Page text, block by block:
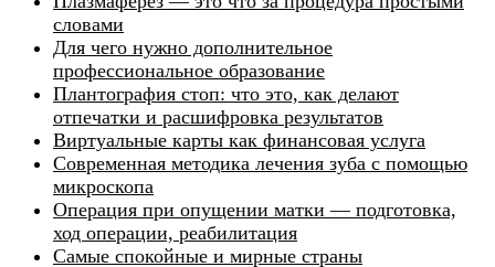
словами
Для чего нужно дополнительное
профессиональное образование
Плантография стоп: что это, как делают
отпечатки и расшифровка результатов
Виртуальные карты как финансовая услуга
Современная методика лечения зуба с помощью
микроскопа
Операция при опущении матки — подготовка,
ход операции, реабилитация
Самые спокойные и мирные страны